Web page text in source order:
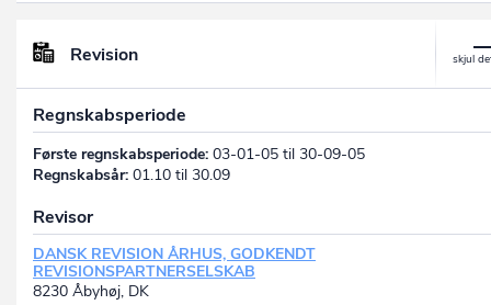
Revision
Regnskabsperiode
Første regnskabsperiode: 03-01-05 til 30-09-05
Regnskabsår: 01.10 til 30.09
Revisor
DANSK REVISION ÅRHUS, GODKENDT
REVISIONSPARTNERSELSKAB
8230 Åbyhøj, DK